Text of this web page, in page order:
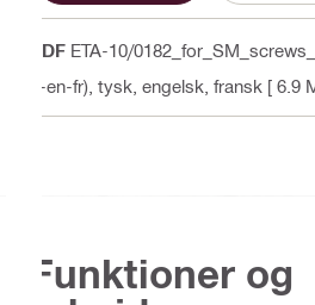
PDF ETA-10/
e-en-fr) , tysk, engelsk, fransk [ 6.9
Funktioner og